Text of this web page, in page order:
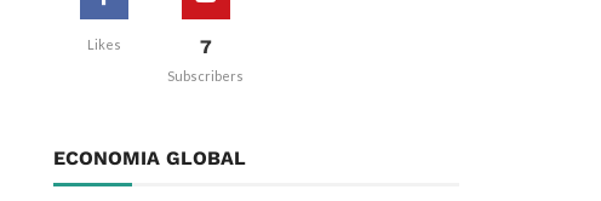
Likes 7
Subscribers
ECONOMIA GLOBAL